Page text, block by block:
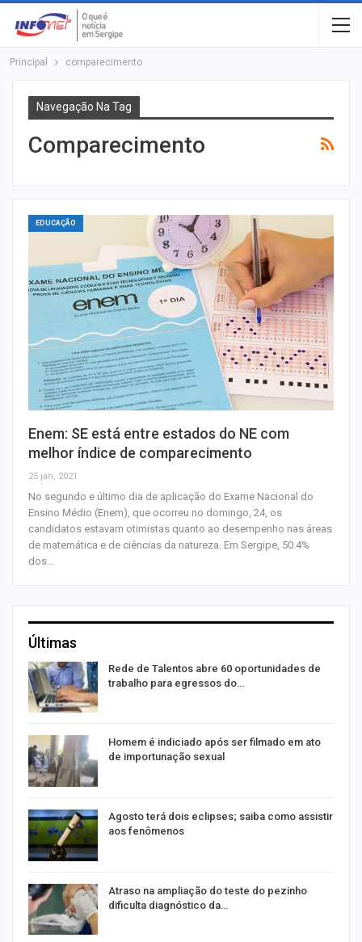
Principal comparecimento
Navegação Na Tag
Comparecimento
EDUCAÇÃO
Enem: SE está entre estados do NE com
melhor índice de comparecimento
25 jan, 2021
No segundo e último dia de aplicação do Exame Nacional do
Ensino Médio (Enem), que ocorreu no domingo, 24, os
candidatos estavam otimistas quanto ao desempenho nas áreas
de matemática e de ciências da natureza. Em Sergipe, 50.4%
dos…
Últimas
Rede de Talentos abre 60 oportunidades de
trabalho para egressos do…
Homem é indiciado após ser filmado em ato
de importunação sexual
Agosto terá dois eclipses; saiba como assistir
aos fenômenos
Atraso na ampliação do teste do pezinho
dificulta diagnóstico da…